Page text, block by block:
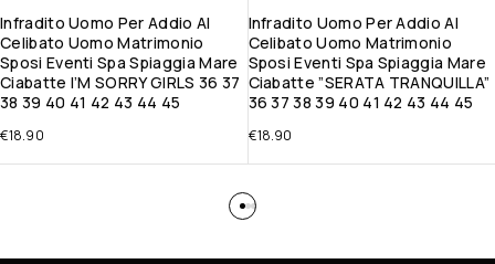
Infradito Uomo Per Addio Al
Celibato Uomo Matrimonio
Sposi Eventi Spa Spiaggia Mare
Ciabatte I’M SORRY GIRLS 36 37
38 39 40 41 42 43 44 45
€18.90
Infradito Uomo Per Addio Al
Celibato Uomo Matrimonio
Sposi Eventi Spa Spiaggia Mare
Ciabatte ”SERATA TRANQUILLA”
36 37 38 39 40 41 42 43 44 45
€18.90